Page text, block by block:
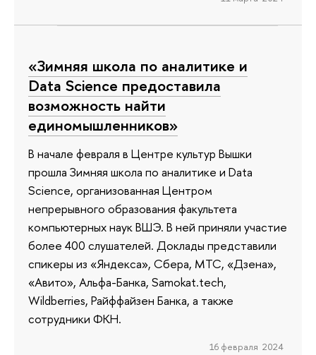
«Зимняя школа по аналитике и
Data Science предоставила
возможность найти
единомышленников»
В начале февраля в Центре культур Вышки
прошла Зимняя школа по аналитике и Data
Science, организованная Центром
непрерывного образования факультета
компьютерных наук ВШЭ. В ней приняли участие
более 400 слушателей. Доклады представили
спикеры из «Яндекса», Сбера, МТС, «Дзена»,
«Авито», Альфа-Банка, Samokat.tech,
Wildberries, Райффайзен Банка, а также
сотрудники ФКН.
16 февраля 2024